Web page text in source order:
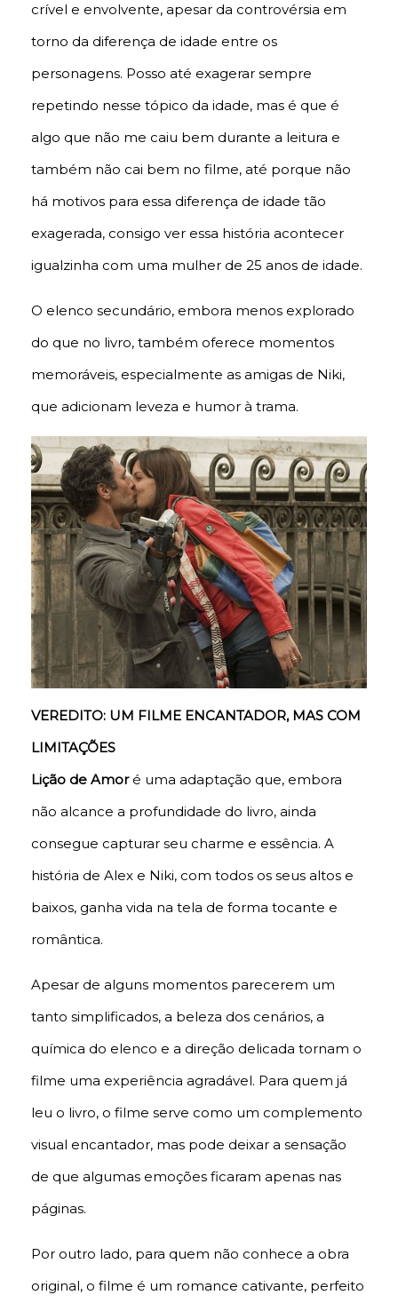
crível e envolvente, apesar da controvérsia em
torno da diferença de idade entre os
personagens. Posso até exagerar sempre
repetindo nesse tópico da idade, mas é que é
algo que não me caiu bem durante a leitura e
também não cai bem no filme, até porque não
há motivos para essa diferença de idade tão
exagerada, consigo ver essa história acontecer
igualzinha com uma mulher de 25 anos de idade.
O elenco secundário, embora menos explorado
do que no livro, também oferece momentos
memoráveis, especialmente as amigas de Niki,
que adicionam leveza e humor à trama.
VEREDITO: UM FILME ENCANTADOR, MAS COM
LIMITAÇÕES
Lição de Amoré uma adaptação que, embora
não alcance a profundidade do livro, ainda
consegue capturar seu charme e essência. A
história de Alex e Niki, com todos os seus altos e
baixos, ganha vida na tela de forma tocante e
romântica.
Apesar de alguns momentos parecerem um
tanto simplificados, a beleza dos cenários, a
química do elenco e a direção delicada tornam o
filme uma experiência agradável. Para quem já
leu o livro, o filme serve como um complemento
visual encantador, mas pode deixar a sensação
de que algumas emoções ficaram apenas nas
páginas.
Por outro lado, para quem não conhece a obra
original, o filme é um romance cativante, perfeito